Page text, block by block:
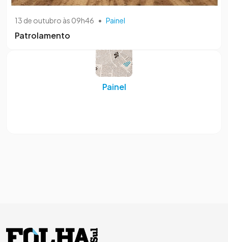
13 de outubro às 09h46 • Painel
Patrolamento
Painel